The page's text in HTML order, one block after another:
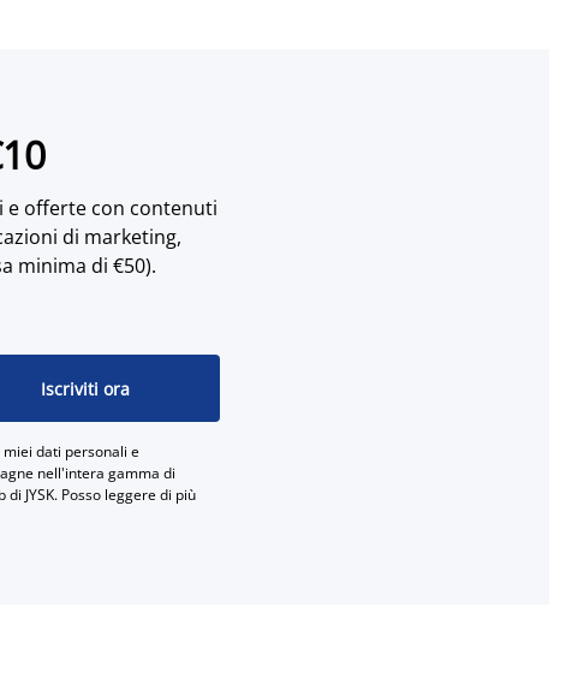
e offerte con contenuti
di marketing,
minima di €50).
Iscriviti ora
dati personali e
nell'intera gamma di
JYSK. Posso leggere di più